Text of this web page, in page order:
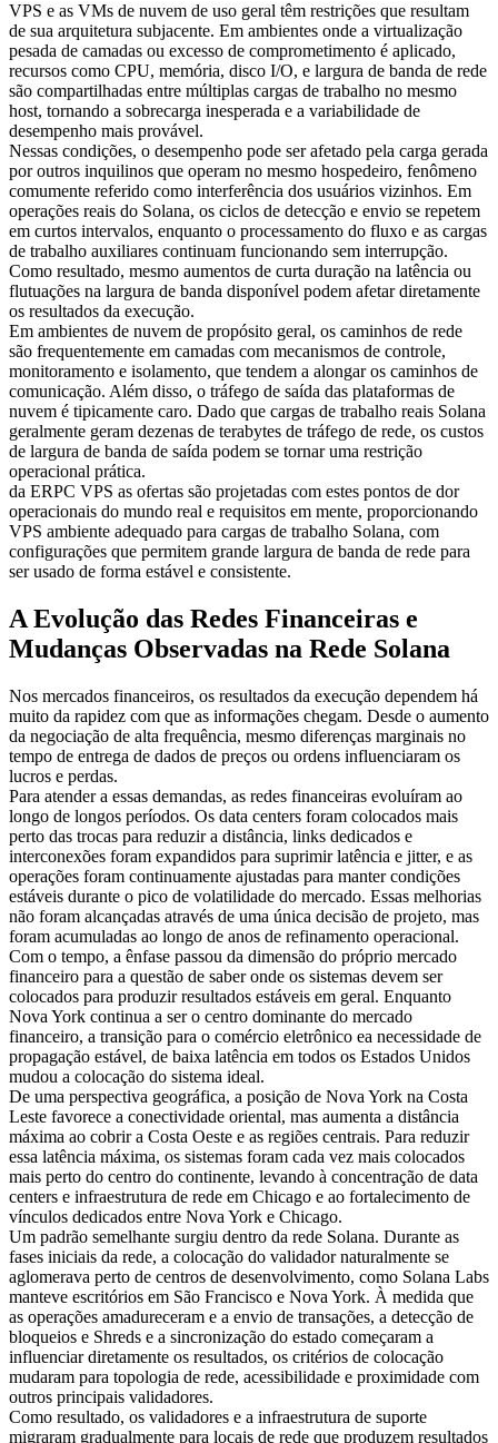
VPS e as VMs de nuvem de uso geral têm restrições que resultam
de sua arquitetura subjacente. Em ambientes onde a virtualização
pesada de camadas ou excesso de comprometimento é aplicado,
recursos como CPU, memória, disco I/O, e largura de banda de rede
são compartilhadas entre múltiplas cargas de trabalho no mesmo
host, tornando a sobrecarga inesperada e a variabilidade de
desempenho mais provável.
Nessas condições, o desempenho pode ser afetado pela carga gerada
por outros inquilinos que operam no mesmo hospedeiro, fenômeno
comumente referido como interferência dos usuários vizinhos. Em
operações reais do Solana, os ciclos de detecção e envio se repetem
em curtos intervalos, enquanto o processamento do fluxo e as cargas
de trabalho auxiliares continuam funcionando sem interrupção.
Como resultado, mesmo aumentos de curta duração na latência ou
flutuações na largura de banda disponível podem afetar diretamente
os resultados da execução.
Em ambientes de nuvem de propósito geral, os caminhos de rede
são frequentemente em camadas com mecanismos de controle,
monitoramento e isolamento, que tendem a alongar os caminhos de
comunicação. Além disso, o tráfego de saída das plataformas de
nuvem é tipicamente caro. Dado que cargas de trabalho reais Solana
geralmente geram dezenas de terabytes de tráfego de rede, os custos
de largura de banda de saída podem se tornar uma restrição
operacional prática.
da ERPC VPS as ofertas são projetadas com estes pontos de dor
operacionais do mundo real e requisitos em mente, proporcionando
VPS ambiente adequado para cargas de trabalho Solana, com
configurações que permitem grande largura de banda de rede para
ser usado de forma estável e consistente.
A Evolução das Redes Financeiras e
Mudanças Observadas na Rede Solana
Nos mercados financeiros, os resultados da execução dependem há
muito da rapidez com que as informações chegam. Desde o aumento
da negociação de alta frequência, mesmo diferenças marginais no
tempo de entrega de dados de preços ou ordens influenciaram os
lucros e perdas.
Para atender a essas demandas, as redes financeiras evoluíram ao
longo de longos períodos. Os data centers foram colocados mais
perto das trocas para reduzir a distância, links dedicados e
interconexões foram expandidos para suprimir latência e jitter, e as
operações foram continuamente ajustadas para manter condições
estáveis durante o pico de volatilidade do mercado. Essas melhorias
não foram alcançadas através de uma única decisão de projeto, mas
foram acumuladas ao longo de anos de refinamento operacional.
Com o tempo, a ênfase passou da dimensão do próprio mercado
financeiro para a questão de saber onde os sistemas devem ser
colocados para produzir resultados estáveis em geral. Enquanto
Nova York continua a ser o centro dominante do mercado
financeiro, a transição para o comércio eletrônico ea necessidade de
propagação estável, de baixa latência em todos os Estados Unidos
mudou a colocação do sistema ideal.
De uma perspectiva geográfica, a posição de Nova York na Costa
Leste favorece a conectividade oriental, mas aumenta a distância
máxima ao cobrir a Costa Oeste e as regiões centrais. Para reduzir
essa latência máxima, os sistemas foram cada vez mais colocados
mais perto do centro do continente, levando à concentração de data
centers e infraestrutura de rede em Chicago e ao fortalecimento de
vínculos dedicados entre Nova York e Chicago.
Um padrão semelhante surgiu dentro da rede Solana. Durante as
fases iniciais da rede, a colocação do validador naturalmente se
aglomerava perto de centros de desenvolvimento, como Solana Labs
manteve escritórios em São Francisco e Nova York. À medida que
as operações amadureceram e a envio de transações, a detecção de
bloqueios e Shreds e a sincronização do estado começaram a
influenciar diretamente os resultados, os critérios de colocação
mudaram para topologia de rede, acessibilidade e proximidade com
outros principais validadores.
Como resultado, os validadores e a infraestrutura de suporte
migraram gradualmente para locais de rede que produzem resultados